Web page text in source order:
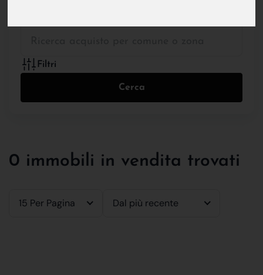
Filtri
Cerca
0 immobili in vendita trovati
15 Per Pagina Dal più recente